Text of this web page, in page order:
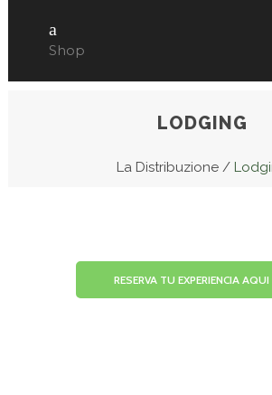
Shop
LODGING
La Distribuzione/
RESERVA TU EXPERIENCIA AQUI